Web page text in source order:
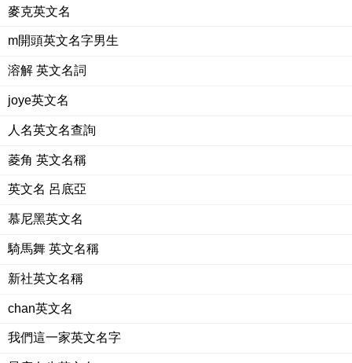
麥克英文名
m開頭英文名字男生
溶解 英文名詞
joye英文名
人名英文名查詢
菱角 英文名稱
英文名 呂底亞
慕尼黑英文名
騎馬舞 英文名稱
新社英文名稱
chan英文名
我們這一家英文名字